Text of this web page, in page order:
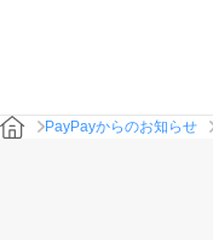
PayPayからのお知らせ